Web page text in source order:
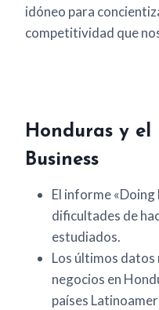
idóneo para
competitividad que
Honduras y el
Business
El informe «Doing
dificultades de
estudiados.
Los últimos datos
negocios en
países